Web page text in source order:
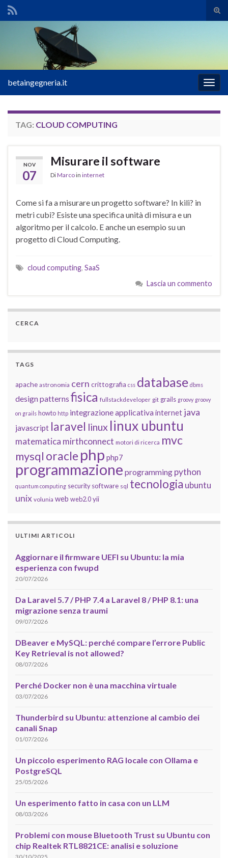
il
Search for:
la
betaingegneria.it
TAG: CLOUD COMPUTING
NOV
07
Misurare il software
DiMarcoin internet
Come si fa a misurare un progetto software? In kili? in
metri cubi? Esiste una specifica unità di misura e un
algoritmo per il calcolo. E anche un esempio su un
progetto di Cloud Computing.
cloud computing, SaaS
Lascia un commento
CERCA
TAGS
apache astronomia cern crittografia css database dbms
design patterns fisica fullstackdeveloper git grails groovy groovy
on grails howto http integrazione applicativainternet java
javascript laravel linux linux ubuntu
matematica mirthconnect motori di ricerca mvc
mysql oracle php php7
programmazione programming python
quantum computing security software sql tecnologia ubuntu
unix volunia web web2.0 yii
ULTIMI ARTICOLI
Aggiornare il firmware UEFI su Ubuntu: la mia
esperienza con fwupd
20/07/2026
Da Laravel 5.7 / PHP 7.4 a Laravel 8 / PHP 8.1: una
migrazione senza traumi
09/07/2026
DBeaver e MySQL: perché compare l’errore Public
Key Retrieval is not allowed?
08/07/2026
Perché Docker non è una macchina virtuale
03/07/2026
Thunderbird su Ubuntu: attenzione al cambio dei
canali Snap
01/07/2026
Un piccolo esperimento RAG locale con Ollama e
PostgreSQL
25/05/2026
Un esperimento fatto in casa con un LLM
08/03/2026
Problemi con mouse Bluetooth Trust su Ubuntu con
chip Realtek RTL8821CE: analisi e soluzione